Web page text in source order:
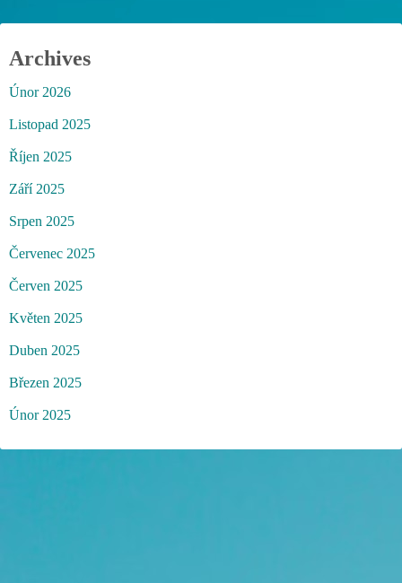
Archives
Únor 2026
Listopad 2025
Říjen 2025
Září 2025
Srpen 2025
Červenec 2025
Červen 2025
Květen 2025
Duben 2025
Březen 2025
Únor 2025